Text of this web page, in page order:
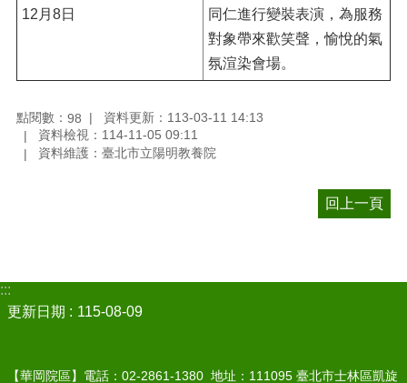
12月8日
同仁進行變裝表演，為服務
對象帶來歡笑聲，愉悅的氣
氛渲染會場。
點閱數： 98
資料更新：113-03-11 14:13
資料檢視：114-11-05 09:11
資料維護：臺北市立陽明教養院
回上一頁
:::
更新日期
115-08-09
【華岡院區】電話：02-2861-1380 地址：111095 臺北市士林區凱旋